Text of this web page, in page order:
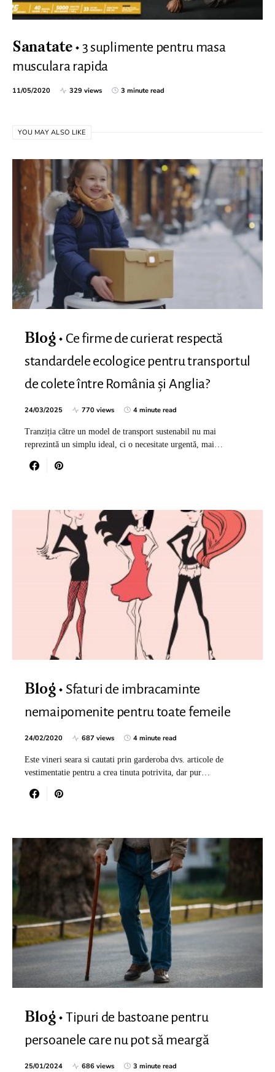
Sanatate
3 suplimente pentru masa
musculara rapida
11/05/2020 329 views 3 minute read
YOU MAY ALSO LIKE
Blog
Ce firme de curierat respectă
standardele ecologice pentru transportul
de colete între România și Anglia?
24/03/2025 770 views 4 minute read
Tranziția către un model de transport sustenabil nu mai
reprezintă un simplu ideal, ci o necesitate urgentă, mai…
Blog
Sfaturi de imbracaminte
nemaipomenite pentru toate femeile
24/02/2020 687 views 4 minute read
Este vineri seara si cautati prin garderoba dvs. articole de
vestimentatie pentru a crea tinuta potrivita, dar pur…
Blog
Tipuri de bastoane pentru
persoanele care nu pot să meargă
25/01/2024 686 views 3 minute read